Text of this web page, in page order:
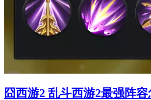
囧西游2 乱斗西游2最强阵